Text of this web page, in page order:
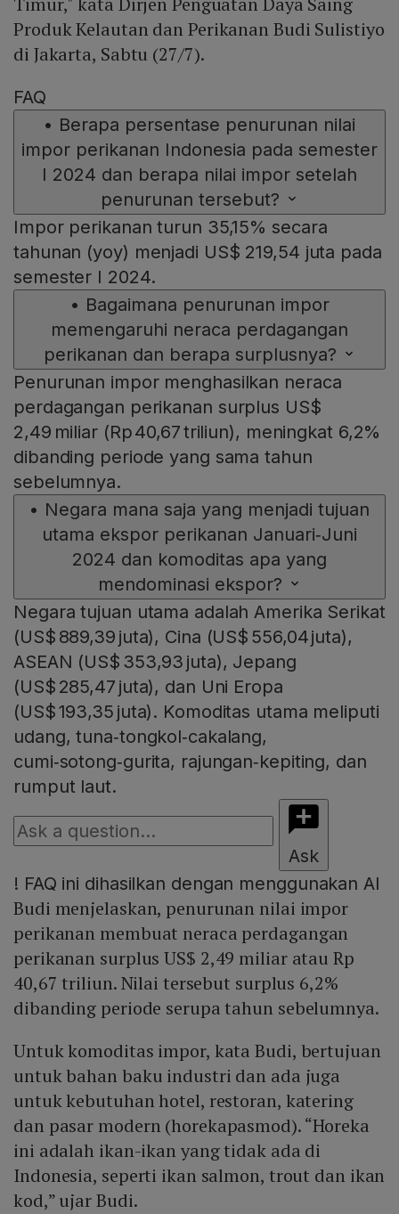
Produk Kelautan dan Perikanan Budi Sulistiyo
di Jakarta, Sabtu (27/7).
FAQ
• Berapa persentase penurunan nilai
impor perikanan Indonesia pada semester
I 2024 dan berapa nilai impor setelah
penurunan tersebut?
Impor perikanan turun 35,15% secara
tahunan (yoy) menjadi US$ 219,54 juta pada
semester I 2024.
• Bagaimana penurunan impor
memengaruhi neraca perdagangan
perikanan dan berapa surplusnya?
Penurunan impor menghasilkan neraca
perdagangan perikanan surplus US$
2,49 miliar (Rp 40,67 triliun), meningkat 6,2%
dibanding periode yang sama tahun
sebelumnya.
• Negara mana saja yang menjadi tujuan
utama ekspor perikanan Januari‑Juni
2024 dan komoditas apa yang
mendominasi ekspor?
Negara tujuan utama adalah Amerika Serikat
(US$ 889,39 juta), Cina (US$ 556,04 juta),
ASEAN (US$ 353,93 juta), Jepang
(US$ 285,47 juta), dan Uni Eropa
(US$ 193,35 juta). Komoditas utama meliputi
udang, tuna‑tongkol‑cakalang,
cumi‑sotong‑gurita, rajungan‑kepiting, dan
rumput laut.
Ask
! FAQ ini dihasilkan dengan menggunakan AI
Budi menjelaskan, penurunan nilai impor
perikanan membuat neraca perdagangan
perikanan surplus US$ 2,49 miliar atau Rp
40,67 triliun. Nilai tersebut surplus 6,2%
dibanding periode serupa tahun sebelumnya.
Untuk komoditas impor, kata Budi, bertujuan
untuk bahan baku industri dan ada juga
untuk kebutuhan hotel, restoran, katering
dan pasar modern (horekapasmod). “Horeka
ini adalah ikan-ikan yang tidak ada di
Indonesia, seperti ikan salmon, trout dan ikan
kod,” ujar Budi.